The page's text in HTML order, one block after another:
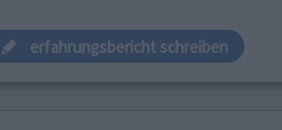
erfahrungsbericht schreiben